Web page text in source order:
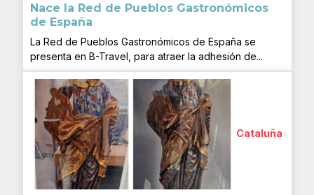
Nace la Red de Pueblos Gastronómicos
de España
La Red de Pueblos Gastronómicos de España se
presenta en B-Travel, para atraer la adhesión de...
Cataluña